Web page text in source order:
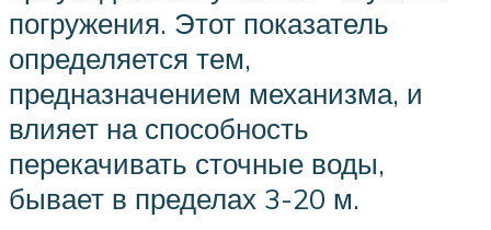
погружения. Этот показатель
определяется тем,
предназначением механизма, и
влияет на способность
перекачивать сточные воды,
бывает в пределах 3-20 м.